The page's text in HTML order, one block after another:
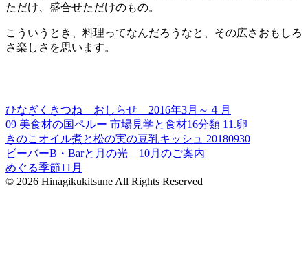
ただけ、盛合せただけのもの。
こういうとき、料理ってなんだろうなと、その広さおもしろ
さ楽しさを思います。
ひなぎくきつね おしらせ 2016年3月～４月
09 美食材の国ペルー 市場見学と食材16分類 11.卵
きのこオイル煮と松の実の豆乳キッシュ 20180930
ビーバーB・Barと月の光 10月のご案内
めぐる季節11月
© 2026 Hinagikukitsune All Rights Reserved